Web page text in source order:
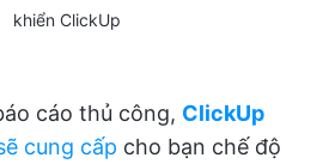
khiển ClickUp
cáo thủ công, ClickUp
cung cấp cho bạn chế độ